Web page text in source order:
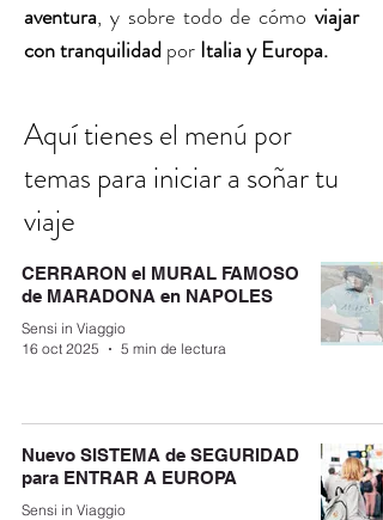
aventura, y sobre todo de cómo viajar
con tranquilidadporItalia y Europa.
Aquí tienesel menú por
temas para iniciar a soñar tu
viaje
CERRARON el MURAL FAMOSO
de MARADONA en NAPOLES
Sensi in Viaggio
16 oct 2025
5 min de lectura
Nuevo SISTEMA de SEGURIDAD
para ENTRAR A EUROPA
Sensi in Viaggio